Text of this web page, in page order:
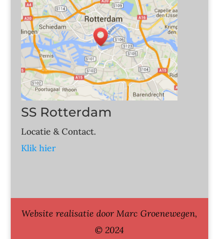
SS Rotterdam
Locatie & Contact.
Klik hier
Website realisatie door Marc Groenewegen,
© 2024